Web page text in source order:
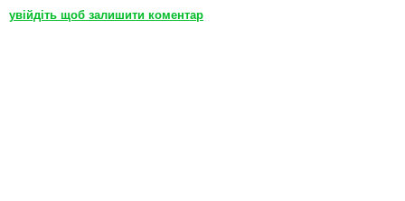
увійдіть щоб залишити коментар